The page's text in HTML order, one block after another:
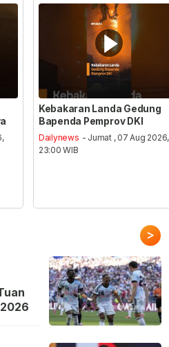
Kebakaran Landa Gedung
Bapenda Pemprov DKI
Dailynews - Jumat , 07 Aug 2026,
23:00 WIB
>